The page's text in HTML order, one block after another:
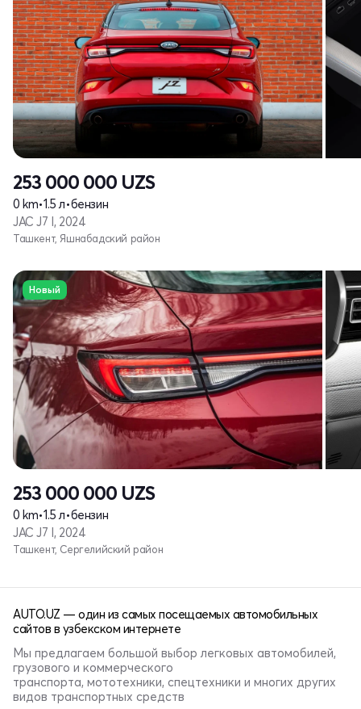
253 000 000 UZS
0 km•1.5 л•бензин
JAC J7 I, 2024
Ташкент, Яшнабадский район
Новый
253 000 000 UZS
0 km•1.5 л•бензин
JAC J7 I, 2024
Ташкент, Сергелийский район
AUTO.UZ — один из самых посещаемых автомобильных
сайтов в узбекском интернете
Мы предлагаем большой выбор легковых автомобилей,
грузового и коммерческого
транспорта, мототехники, спецтехники и многих других
видов транспортных средств